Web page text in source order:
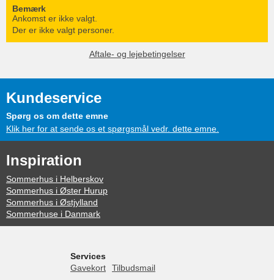
Bemærk
Ankomst er ikke valgt.
Der er ikke valgt personer.
Aftale- og lejebetingelser
Kundeservice
Spørg os om dette emne
Klik her for at sende os et spørgsmål vedr. dette emne.
Inspiration
Sommerhus i Helberskov
Sommerhus i Øster Hurup
Sommerhus i Østjylland
Sommerhuse i Danmark
Services
Gavekort
Tilbudsmail